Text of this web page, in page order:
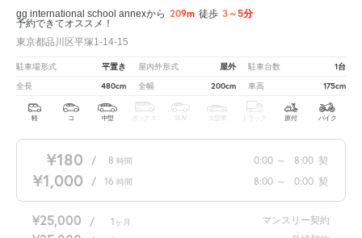
gg international school annexから 209m 徒歩 3～5分
予約できてオススメ！
東京都品川区平塚1-14-15
駐車場形式 平置き 屋内外形式 屋外 駐車台数 1台
全長 480cm 全幅 200cm 車高 175cm
軽 コ 中型 ボックス SUV 大型車 トラック 原付 バイク
¥180 / 8 時間 0:00 ～ 8:00 契
¥1,000 / 16 時間 8:00 ～ 0:00 契
¥25,000 / 1 ヶ月 マンスリー契約